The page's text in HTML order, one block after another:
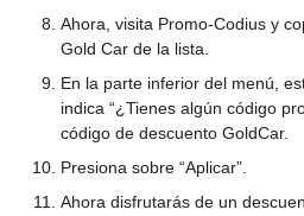
Ahora, visita Promo-Codius y
Gold Car de la lista.
En la parte inferior del menú,
indica “¿Tienes algún código
código de descuento GoldCar.
Presiona sobre “Aplicar”.
Ahora disfrutarás de un